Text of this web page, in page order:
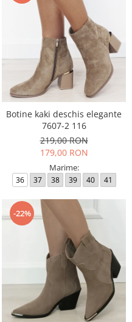
Botine kaki deschis elegante
7607-2 116
219,00 RON
179,00 RON
Marime:
36 37 38 39 40 41
-22%